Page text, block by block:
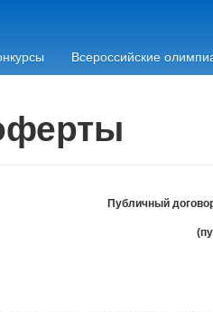
Всероссийские
Публичный